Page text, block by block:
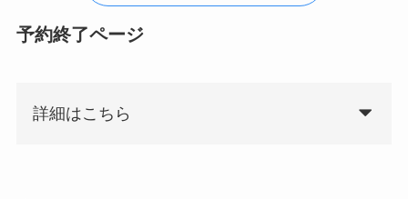
予約終了ページ
詳細はこちら